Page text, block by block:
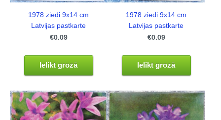
1978 ziedi 9x14 cm
Latvijas pastkarte
€0.09
Ielikt grozā
1978 ziedi 9x14 cm
Latvijas pastkarte
€0.09
Ielikt grozā